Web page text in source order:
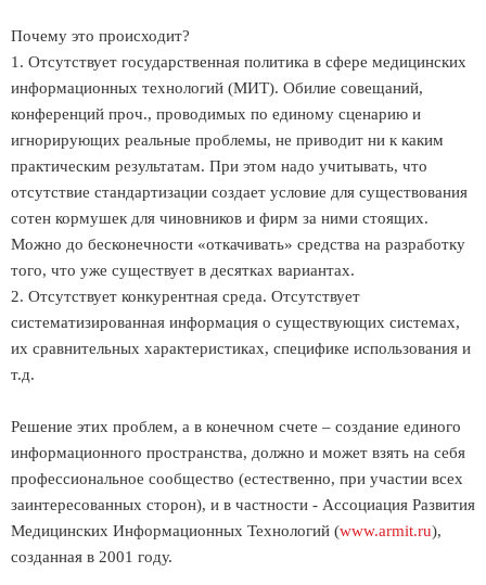
Почему это происходит?
1. Отсутствует государственная политика в сфере медицинских
информационных технологий (МИТ). Обилие совещаний,
конференций проч., проводимых по единому сценарию и
игнорирующих реальные проблемы, не приводит ни к каким
практическим результатам. При этом надо учитывать, что
отсутствие стандартизации создает условие для существования
сотен кормушек для чиновников и фирм за ними стоящих.
Можно до бесконечности «откачивать» средства на разработку
того, что уже существует в десятках вариантах.
2. Отсутствует конкурентная среда. Отсутствует
систематизированная информация о существующих системах,
их сравнительных характеристиках, специфике использования и
т.д.
Решение этих проблем, а в конечном счете – создание единого
информационного пространства, должно и может взять на себя
профессиональное сообщество (естественно, при участии всех
заинтересованных сторон), и в частности - Ассоциация Развития
Медицинских Информационных Технологий (www.armit.ru),
созданная в 2001 году.